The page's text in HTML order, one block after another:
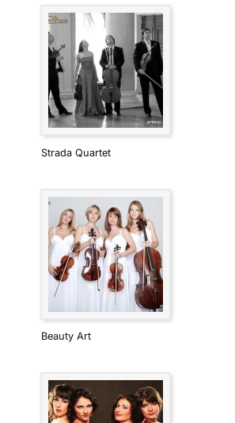
Strada Quartet
Beauty Art